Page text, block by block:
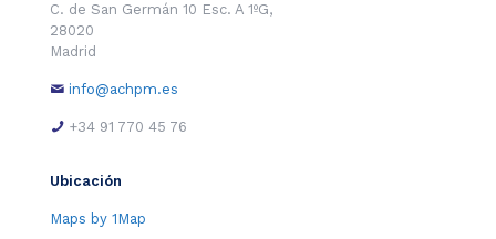
C. de San Germán 10 Esc. A 1ºG,
28020
Madrid
info@achpm.es
+34 91 770 45 76
Ubicación
Maps by 1Map